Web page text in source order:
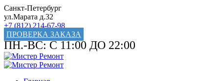
Санкт-Петербург
ул.Марата д.32
+7 (812) 214-67-98
ПРОВЕРКА ЗАКАЗА
ПН.-ВС: С 11:00 ДО 22:00